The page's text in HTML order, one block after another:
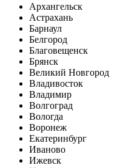
Архангельск
Астрахань
Барнаул
Белгород
Благовещенск
Брянск
Великий Новгород
Владивосток
Владимир
Волгоград
Вологда
Воронеж
Екатеринбург
Иваново
Ижевск